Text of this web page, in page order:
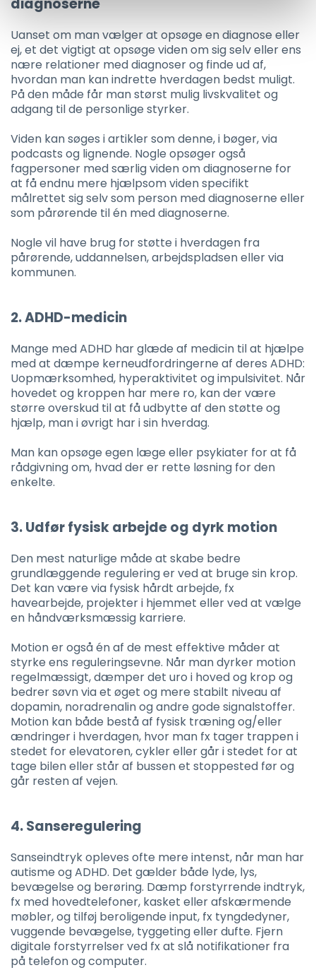
diagnoserne
Uanset om man vælger at opsøge en diagnose eller
ej, et det vigtigt at opsøge viden om sig selv eller ens
nære relationer med diagnoser og finde ud af,
hvordan man kan indrette hverdagen bedst muligt.
På den måde får man størst mulig livskvalitet og
adgang til de personlige styrker.
Viden kan søges i artikler som denne, i bøger, via
podcasts og lignende. Nogle opsøger også
fagpersoner med særlig viden om diagnoserne for
at få endnu mere hjælpsom viden specifikt
målrettet sig selv som person med diagnoserne eller
som pårørende til én med diagnoserne.
Nogle vil have brug for støtte i hverdagen fra
pårørende, uddannelsen, arbejdspladsen eller via
kommunen.
2. ADHD-medicin
Mange med ADHD har glæde af medicin til at hjælpe
med at dæmpe kerneudfordringerne af deres ADHD:
Uopmærksomhed, hyperaktivitet og impulsivitet. Når
hovedet og kroppen har mere ro, kan der være
større overskud til at få udbytte af den støtte og
hjælp, man i øvrigt har i sin hverdag.
Man kan opsøge egen læge eller psykiater for at få
rådgivning om, hvad der er rette løsning for den
enkelte.
3. Udfør fysisk arbejde og dyrk motion
Den mest naturlige måde at skabe bedre
grundlæggende regulering er ved at bruge sin krop.
Det kan være via fysisk hårdt arbejde, fx
havearbejde, projekter i hjemmet eller ved at vælge
en håndværksmæssig karriere.
Motion er også én af de mest effektive måder at
styrke ens reguleringsevne. Når man dyrker motion
regelmæssigt, dæmper det uro i hoved og krop og
bedrer søvn via et øget og mere stabilt niveau af
dopamin, noradrenalin og andre gode signalstoffer.
Motion kan både bestå af fysisk træning og/eller
ændringer i hverdagen, hvor man fx tager trappen i
stedet for elevatoren, cykler eller går i stedet for at
tage bilen eller står af bussen et stoppested før og
går resten af vejen.
4. Sanseregulering
Sanseindtryk opleves ofte mere intenst, når man har
autisme og ADHD. Det gælder både lyde, lys,
bevægelse og berøring. Dæmp forstyrrende indtryk,
fx med hovedtelefoner, kasket eller afskærmende
møbler, og tilføj beroligende input, fx tyngdedyner,
vuggende bevægelse, tyggeting eller dufte. Fjern
digitale forstyrrelser ved fx at slå notifikationer fra
på telefon og computer.